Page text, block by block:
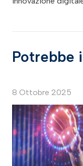
Potrebbe
8 Ottobre 2025